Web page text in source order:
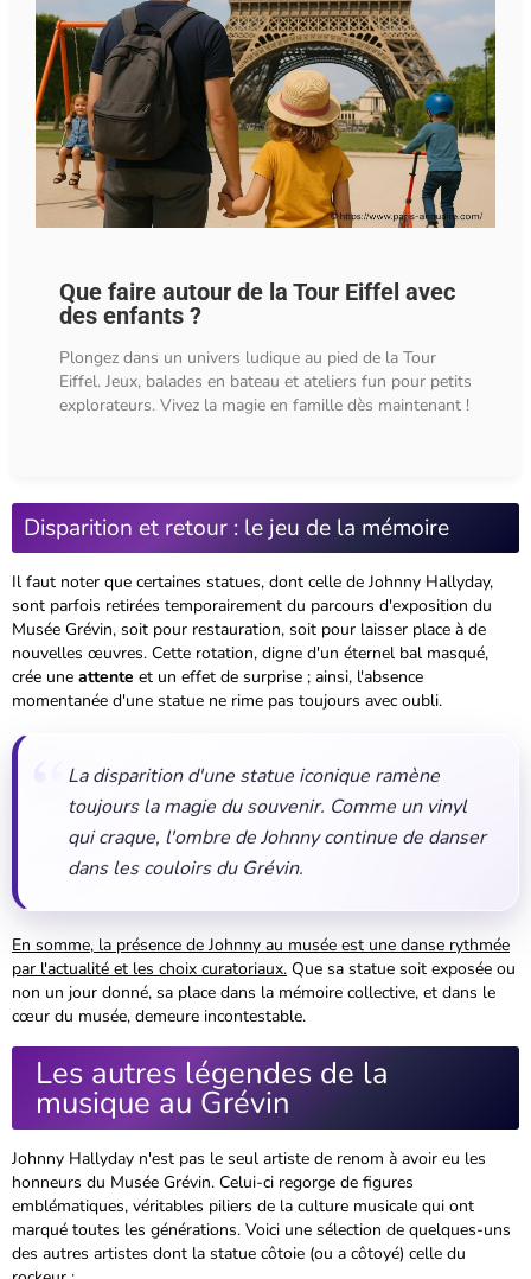
Que faire autour de la Tour Eiffel avec
des enfants ?
Plongez dans un univers ludique au pied de la Tour
Eiffel. Jeux, balades en bateau et ateliers fun pour petits
explorateurs. Vivez la magie en famille dès maintenant !
Disparition et retour : le jeu de la mémoire
Il faut noter que certaines statues, dont celle de Johnny Hallyday,
sont parfois retirées temporairement du parcours d'exposition du
Musée Grévin, soit pour restauration, soit pour laisser place à de
nouvelles œuvres. Cette rotation, digne d'un éternel bal masqué,
crée une attente et un effet de surprise ; ainsi, l'absence
momentanée d'une statue ne rime pas toujours avec oubli.
La disparition d'une statue iconique ramène
toujours la magie du souvenir. Comme un vinyl
qui craque, l'ombre de Johnny continue de danser
dans les couloirs du Grévin.
En somme, la présence de Johnny au musée est une danse rythmée
par l'actualité et les choix curatoriaux. Que sa statue soit exposée ou
non un jour donné, sa place dans la mémoire collective, et dans le
cœur du musée, demeure incontestable.
Les autres légendes de la
musique au Grévin
Johnny Hallyday n'est pas le seul artiste de renom à avoir eu les
honneurs du Musée Grévin. Celui-ci regorge de figures
emblématiques, véritables piliers de la culture musicale qui ont
marqué toutes les générations. Voici une sélection de quelques-uns
des autres artistes dont la statue côtoie (ou a côtoyé) celle du